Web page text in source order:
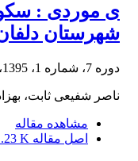
ی موردی :
شهرستان
دوره 7، شماره 1، 1395، صفحه
ناصر شفیعی ثابت،
مشاهده مقاله
اصل مقاله K